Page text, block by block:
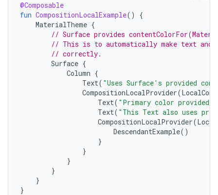
@Composable
fun CompositionLocalExample()
{
MaterialTheme {
// Surface provides
// This is to automatically make text and
// correctly.
Surface {
Column {
Text( "Uses Surface's provided
CompositionLocalProvider(
Text( "Primary color provided
Text( "This Text also uses
CompositionLocalProvider(
DescendantExample()
}
}
}
}
}
}